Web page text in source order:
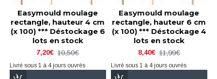
Easymould moulage
rectangle, hauteur 4 cm
(x 100) *** Déstockage 6
lots en stock
7,20€ 10,50€
Livré sous 1 à 4 jours ouvrés
Easymould moulage
rectangle, hauteur 6 cm
(x 100) *** Déstockage 4
lots en stock
8,40€ 11,99€
Livré sous 1 à 4 jours ouvrés